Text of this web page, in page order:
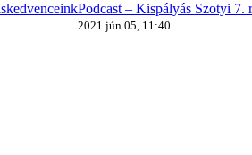
Podcast – Kispályás Szotyi 7.
2021 jún 05, 11:40